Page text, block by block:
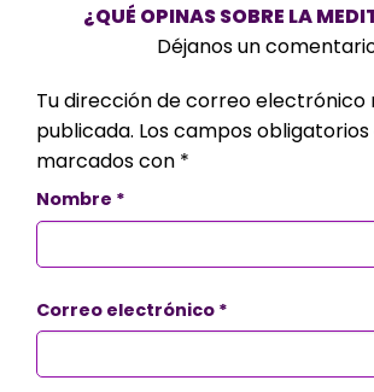
¿QUÉ OPINAS SOBRE LA
Déjanos un
Tu dirección de correo electrónico
publicada. Los campos
marcados con *
Nombre *
Correo electrónico *